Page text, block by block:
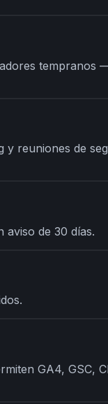
reuniones de
aviso de 30 días.
GA4, GSC,